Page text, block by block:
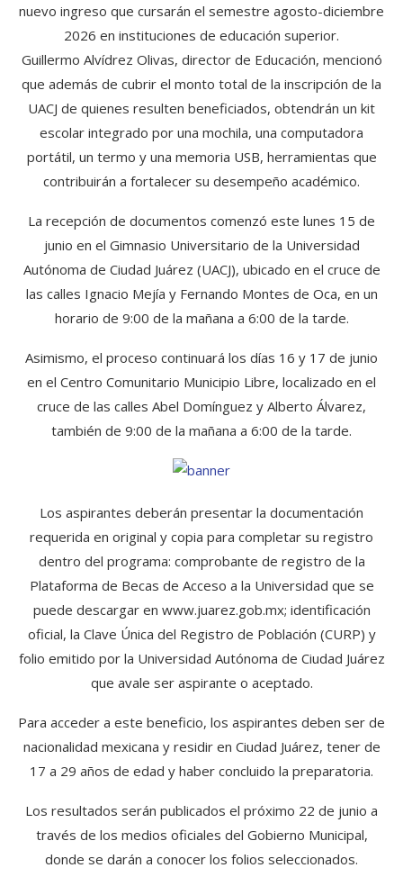
nuevo ingreso que cursarán el semestre agosto-diciembre
2026 en instituciones de educación superior.
Guillermo Alvídrez Olivas, director de Educación, mencionó
que además de cubrir el monto total de la inscripción de la
UACJ de quienes resulten beneficiados, obtendrán un kit
escolar integrado por una mochila, una computadora
portátil, un termo y una memoria USB, herramientas que
contribuirán a fortalecer su desempeño académico.
La recepción de documentos comenzó este lunes 15 de
junio en el Gimnasio Universitario de la Universidad
Autónoma de Ciudad Juárez (UACJ), ubicado en el cruce de
las calles Ignacio Mejía y Fernando Montes de Oca, en un
horario de 9:00 de la mañana a 6:00 de la tarde.
Asimismo, el proceso continuará los días 16 y 17 de junio
en el Centro Comunitario Municipio Libre, localizado en el
cruce de las calles Abel Domínguez y Alberto Álvarez,
también de 9:00 de la mañana a 6:00 de la tarde.
Los aspirantes deberán presentar la documentación
requerida en original y copia para completar su registro
dentro del programa: comprobante de registro de la
Plataforma de Becas de Acceso a la Universidad que se
puede descargar en www.juarez.gob.mx; identificación
oficial, la Clave Única del Registro de Población (CURP) y
folio emitido por la Universidad Autónoma de Ciudad Juárez
que avale ser aspirante o aceptado.
Para acceder a este beneficio, los aspirantes deben ser de
nacionalidad mexicana y residir en Ciudad Juárez, tener de
17 a 29 años de edad y haber concluido la preparatoria.
Los resultados serán publicados el próximo 22 de junio a
través de los medios oficiales del Gobierno Municipal,
donde se darán a conocer los folios seleccionados.